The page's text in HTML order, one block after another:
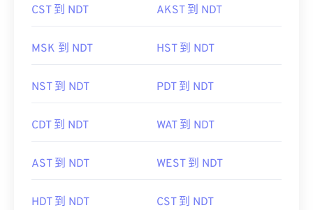
CST 到 NDT AKST 到 NDT
MSK 到 NDT HST 到 NDT
NST 到 NDT PDT 到 NDT
CDT 到 NDT WAT 到 NDT
AST 到 NDT WEST 到 NDT
HDT 到 NDT CST 到 NDT